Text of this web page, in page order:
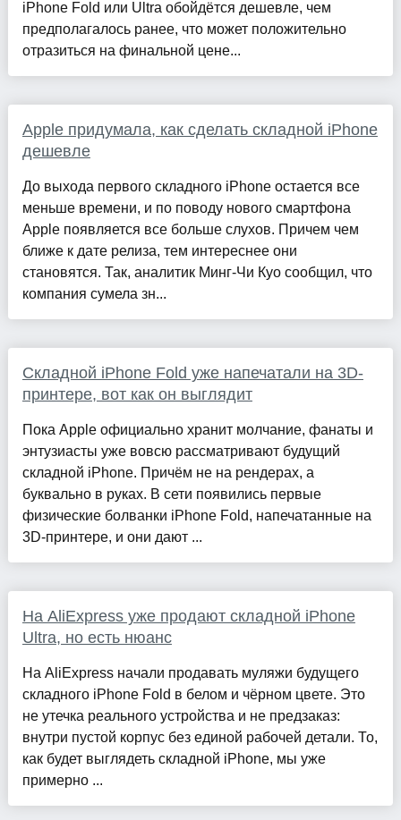
iPhone Fold или Ultra обойдётся дешевле, чем
предполагалось ранее, что может положительно
отразиться на финальной цене...
Apple придумала, как сделать складной iPhone
дешевле
До выхода первого складного iPhone остается все
меньше времени, и по поводу нового смартфона
Apple появляется все больше слухов. Причем чем
ближе к дате релиза, тем интереснее они
становятся. Так, аналитик Минг-Чи Куо сообщил, что
компания сумела зн...
Складной iPhone Fold уже напечатали на 3D-
принтере, вот как он выглядит
Пока Apple официально хранит молчание, фанаты и
энтузиасты уже вовсю рассматривают будущий
складной iPhone. Причём не на рендерах, а
буквально в руках. В сети появились первые
физические болванки iPhone Fold, напечатанные на
3D-принтере, и они дают ...
На AliExpress уже продают складной iPhone
Ultra, но есть нюанс
На AliExpress начали продавать муляжи будущего
складного iPhone Fold в белом и чёрном цвете. Это
не утечка реального устройства и не предзаказ:
внутри пустой корпус без единой рабочей детали. То,
как будет выглядеть складной iPhone, мы уже
примерно ...